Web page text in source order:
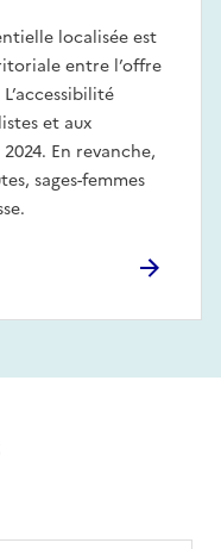
localisée est
entre l’offre
et aux
En revanche,
sages-femmes